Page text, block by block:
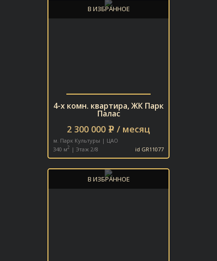
Охраняемая Подземная Гараж
Наземная
МЕБЕЛЬ:
4-х комн. квартира, ЖК Парк
Палас
2 300 000 e / месяц
м. Парк Культуры | ЦАО
340 м2 | Этаж 2/8 id GR11077
В ИЗБРАННОЕ
В ИЗБРАННОЕ